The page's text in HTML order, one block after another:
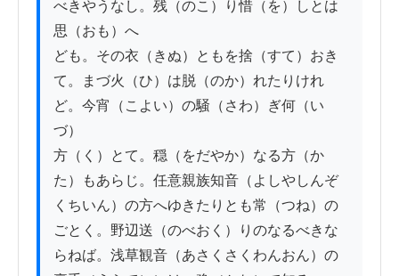
べきやうなし。残（のこ）り惜（を）しとは
思（おも）へ
ども。その衣（きぬ）ともを捨（すて）おき
て。まづ火（ひ）は脱（のか）れたりけれ
ど。今宵（こよい）の騒（さわ）ぎ何（い
づ）
方（く）とて。穏（をだやか）なる方（か
た）もあらじ。任意親族知音（よしやしんぞ
くちいん）の方へゆきたりとも常（つね）の
ごとく。野辺送（のべおく）りのなるべきな
らねば。浅草観音（あさくさくわんおん）の